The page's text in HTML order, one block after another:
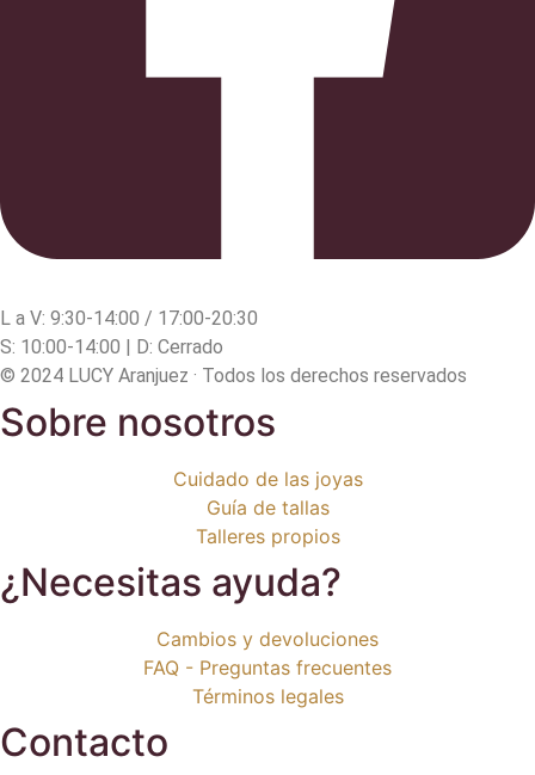
L a V: 9:30-14:00 / 17:00-20:30
S: 10:00-14:00 | D: Cerrado
© 2024 LUCY Aranjuez · Todos los derechos reservados
Sobre nosotros
Cuidado de las joyas
Guía de tallas
Talleres propios
¿Necesitas ayuda?
Cambios y devoluciones
FAQ - Preguntas frecuentes
Términos legales
Contacto